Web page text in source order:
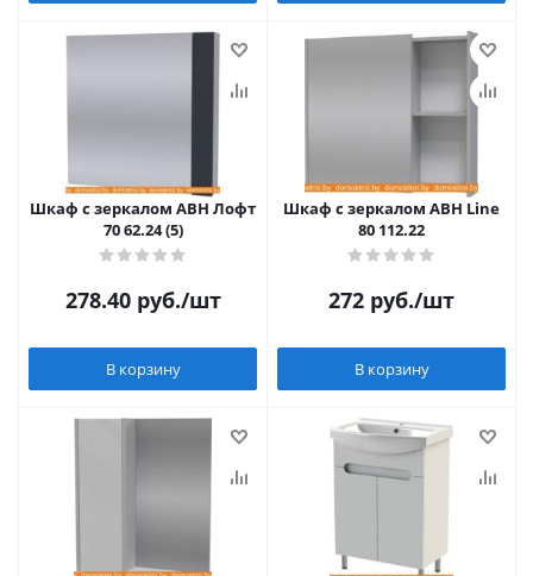
Шкаф с зеркалом АВН Лофт
70 62.24 (5)
278.40руб./шт
В корзину
Шкаф с зеркалом АВН Line
80 112.22
272 руб./шт
В корзину